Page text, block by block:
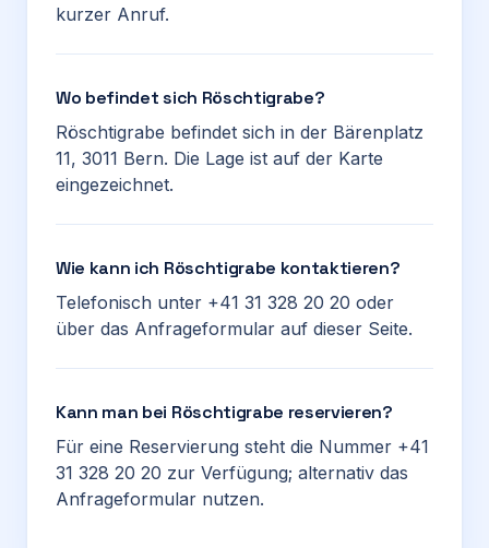
kurzer Anruf.
Wo befindet sich Röschtigrabe?
Röschtigrabe befindet sich in der Bärenplatz
11, 3011 Bern. Die Lage ist auf der Karte
eingezeichnet.
Wie kann ich Röschtigrabe kontaktieren?
Telefonisch unter +41 31 328 20 20 oder
über das Anfrageformular auf dieser Seite.
Kann man bei Röschtigrabe reservieren?
Für eine Reservierung steht die Nummer +41
31 328 20 20 zur Verfügung; alternativ das
Anfrageformular nutzen.